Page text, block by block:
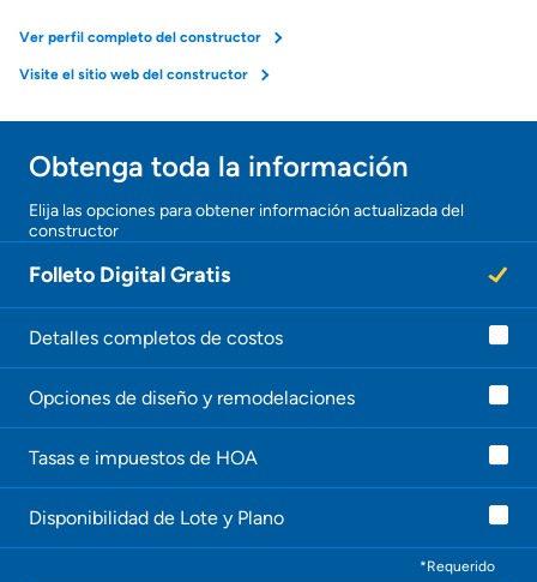
Ver perfil completo del constructor
Visite el sitio web del constructor
¡Gracias!
¡
n
e
e
c
t
Obtenga toda la información
Elija las opciones para obtener información actualizada del
constructor
Folleto Digital Gratis
Detalles completos de costos
Opciones de diseño y remodelaciones
Tasas e impuestos de HOA
Disponibilidad de Lote y Plano
*Requerido